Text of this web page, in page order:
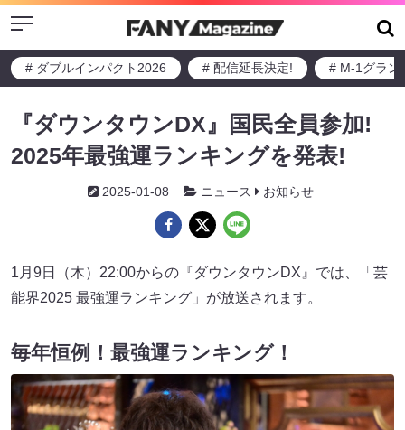
Menu
# ダブルインパクト2026 # 配信延長決定! # M-1グラン
『ダウンタウンDX』国民全員参加!
2025年最強運ランキングを発表!
2025-01-08 ニュース お知らせ
1月9日（木）22:00からの『ダウンタウンDX』では、「芸
能界2025 最強運ランキング」が放送されます。
毎年恒例！最強運ランキング！